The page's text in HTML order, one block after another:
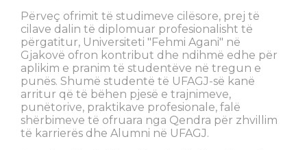
Përveç ofrimit të studimeve cilësore, prej të
cilave dalin të diplomuar profesionalisht të
përgatitur, Universiteti "Fehmi Agani" në
Gjakovë ofron kontribut dhe ndihmë edhe për
aplikim e pranim të studentëve në tregun e
punës. Shumë studentë të UFAGJ-së kanë
arritur që të bëhen pjesë e trajnimeve,
punëtorive, praktikave profesionale, falë
shërbimeve të ofruara nga Qendra për zhvillim
të karrierës dhe Alumni në UFAGJ.